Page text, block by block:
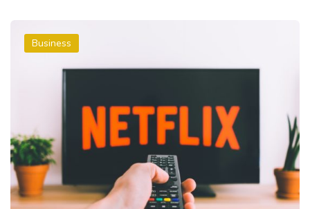
Business